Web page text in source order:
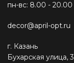
пн-вс: 8.00 - 20.00
decor@april-opt.ru
г. Казань
Бухарская улица, 3